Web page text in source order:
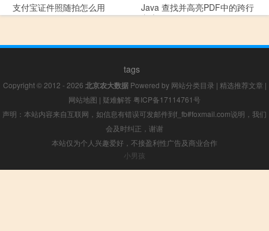
支付宝证件照随拍怎么用
Java 查找并高亮PDF中的跨行
文本
tags
Copyright © 2012 - 2026 北京农大数据Powered by 网站分类目录 | 精选推荐文章 |
网站地图 | 疑难解答 粤ICP备17114761号
声明：本站内容来自互联网，如信息有错误可发邮件到f_fb#foxmail.com说明，我们
会及时纠正，谢谢
本站仅为个人兴趣爱好，不接盈利性广告及商业合作
小男孩